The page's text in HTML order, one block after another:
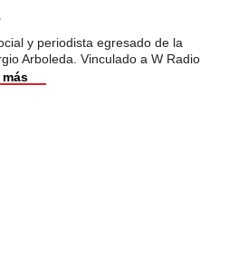
y periodista egresado de la
Arboleda. Vinculado a W Radio
más